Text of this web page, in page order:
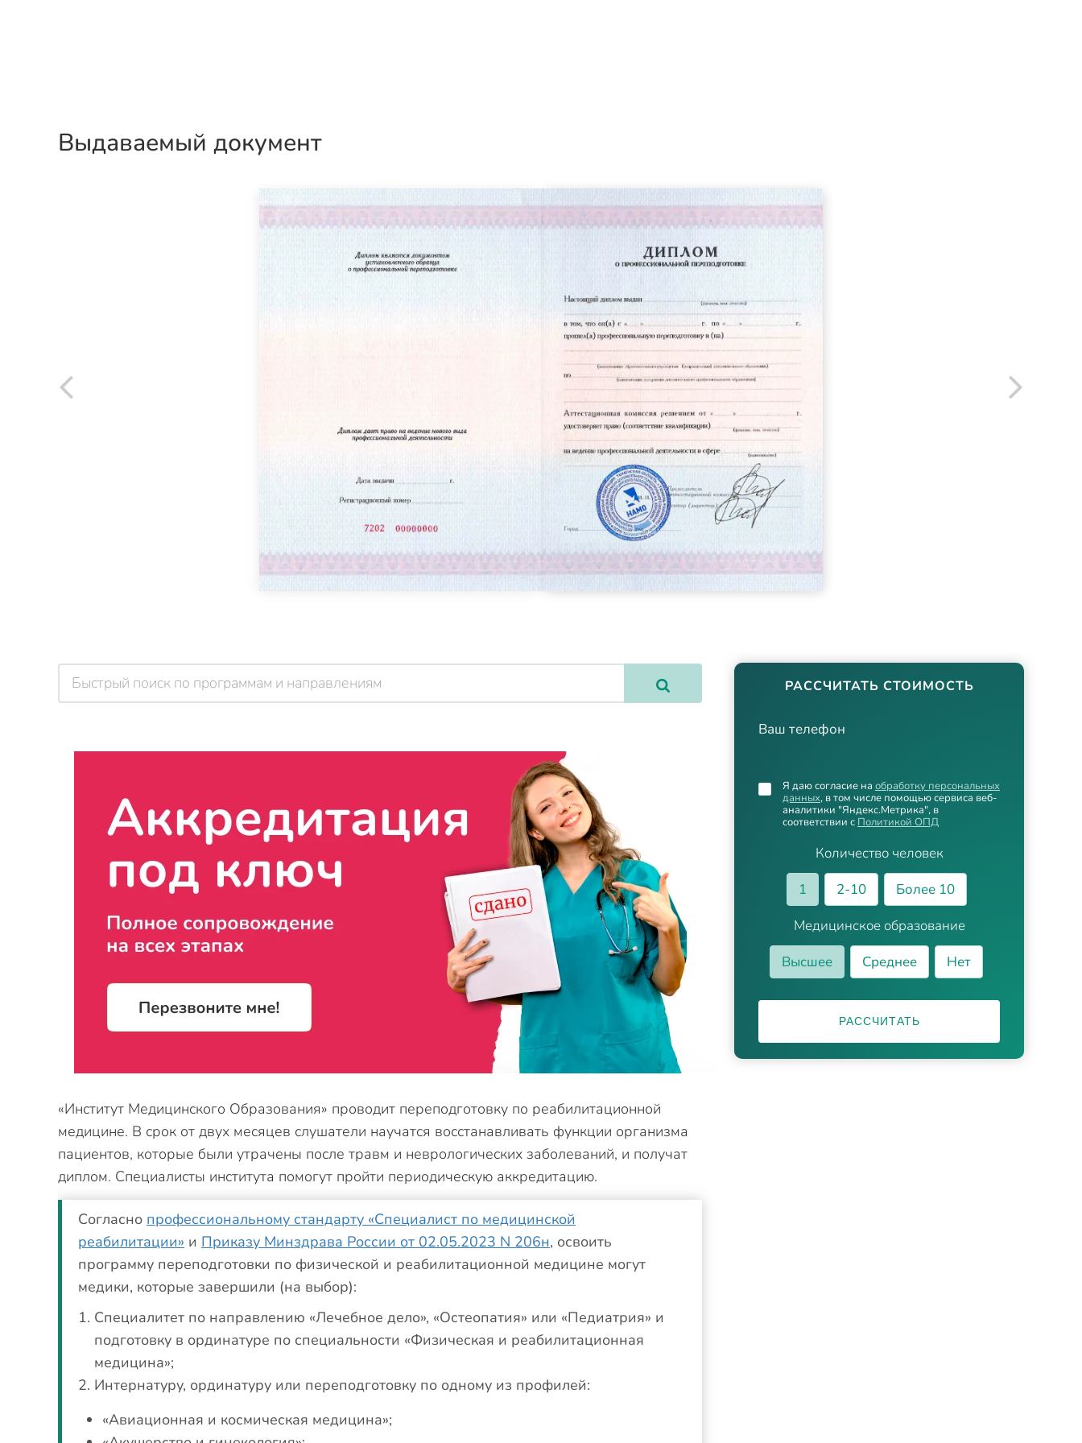
Выдаваемый документ
РАССЧИТАТЬ СТОИМОСТЬ
Ваш телефон
Количество человек
1
2-10
Более 10
Медицинское образование
Высшее
Среднее Нет
Я даю согласие на обработку персональных
данных, в том числе помощью сервиса веб-
аналитики "Яндекс.Метрика", в
соответствии с Политикой ОПД
РАССЧИТАТЬ
«Институт Медицинского Образования» проводит переподготовку по реабилитационной
медицине. В срок от двух месяцев слушатели научатся восстанавливать функции организма
пациентов, которые были утрачены после травм и неврологических заболеваний, и получат
диплом. Специалисты института помогут пройти периодическую аккредитацию.
Согласно профессиональному стандарту «Специалист по медицинской
реабилитации» и Приказу Минздрава России от 02.05.2023 N 206н, освоить
программу переподготовки по физической и реабилитационной медицине могут
медики, которые завершили (на выбор):
Специалитет по направлению «Лечебное дело», «Остеопатия» или «Педиатрия» и
подготовку в ординатуре по специальности «Физическая и реабилитационная
медицина»;
Интернатуру, ординатуру или переподготовку по одному из профилей:
«Авиационная и космическая медицина»;